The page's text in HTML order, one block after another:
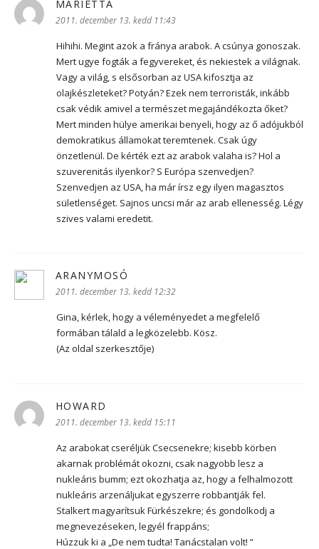
MARIETTA
2011. december 13. kedd 11:43
Hihihi. Megint azok a fránya arabok. A csúnya gonoszak.
Mert ugye fogták a fegyvereket, és nekiestek a világnak.
Vagy a világ, s elsősorban az USA kifosztja az
olajkészleteket? Potyán? Ezek nem terroristák, inkább
csak védik amivel a természet megajándékozta őket?
Mert minden hülye amerikai benyeli, hogy az ő adójukból
demokratikus államokat teremtenek. Csak úgy
önzetlenül. De kérték ezt az arabok valaha is? Hol a
szuverenitás ilyenkor? S Európa szenvedjen?
Szenvedjen az USA, ha már írsz egy ilyen magasztos
sületlenséget. Sajnos uncsi már az arab ellenesség. Légy
szives valami eredetit.
ARANYMOSÓ
2011. december 13. kedd 12:32
Gina, kérlek, hogy a véleményedet a megfelelő
formában tálald a legközelebb. Kösz.
(Az oldal szerkesztője)
HOWARD
2011. december 13. kedd 15:11
Az arabokat cseréljük Csecsenekre; kisebb körben
akarnak problémát okozni, csak nagyobb lesz a
nukleáris bumm; ezt okozhatja az, hogy a felhalmozott
nukleáris arzenáljukat egyszerre robbantják fel.
Stalkert magyarítsuk Fürkészekre; és gondolkodj a
megnevezéseken, legyél frappáns;
Húzzuk ki a „De nem tudta! Tanácstalan volt! ”